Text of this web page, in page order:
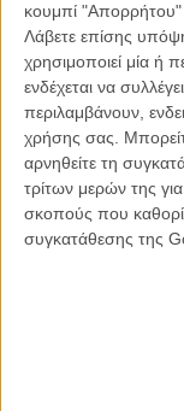
κουμπί "Απορρήτου"
Λάβετε επίσης
χρησιμοποιεί μία ή
ενδέχεται να
περιλαμβάνουν,
χρήσης σας.
αρνηθείτε τη
τρίτων μερών της
σκοπούς που
συγκατάθεσης της
Το «Pacific Rim»
ακόμα χωρών, αλλά
καλοκαιρινή
συνάντησε τον
Ιντρις Ελμπα, τον
τον Μπεν Γκόρμαν και
αποκλειστικά, για τη
την πιθανή
ένα τέρας και το πώς
να δουν! Οι